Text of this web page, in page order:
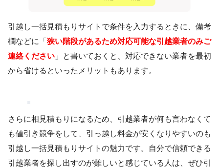
引越し一括見積もりサイトで条件を入力するときに、備考
欄などに「 狭い階段があるため対応可能な引越業者のみご
連絡ください 」と書いておくと、対応できない業者を最初
から省けるといったメリットもあります。
さらに相見積もりになるため、引越業者が何も言わなくて
も値引き競争をして、引っ越し料金が安くなりやすいのも
引越し一括見積もりサイトの魅力です。自分で信頼できる
引越業者を探し出すのが難しいと感じている人は、ぜひ引